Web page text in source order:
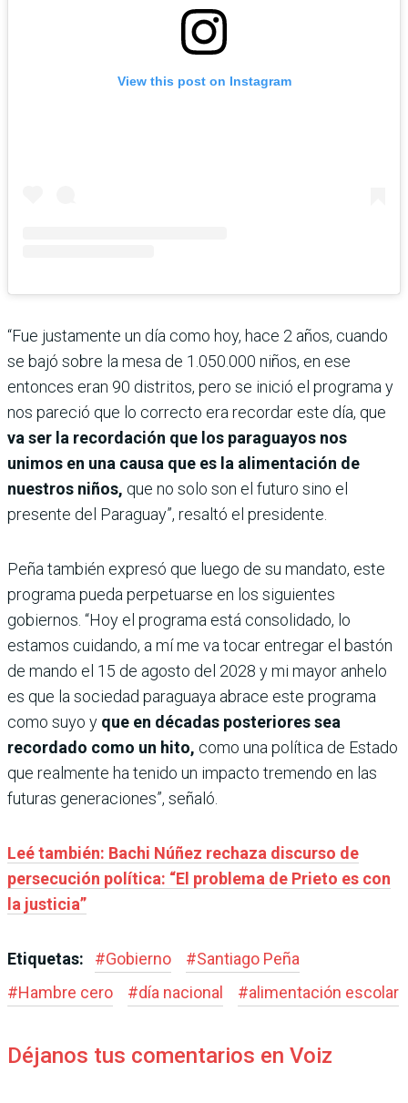
View this post on Instagram
“Fue justamente un día como hoy, hace 2 años, cuando
se bajó sobre la mesa de 1.050.000 niños, en ese
entonces eran 90 distritos, pero se inició el programa y
nos pareció que lo correcto era recordar este día, que
va ser la recordación que los paraguayos nos
unimos en una causa que es la alimentación de
nuestros niños, que no solo son el futuro sino el
presente del Paraguay”, resaltó el presidente.
Peña también expresó que luego de su mandato, este
programa pueda perpetuarse en los siguientes
gobiernos. “Hoy el programa está consolidado, lo
estamos cuidando, a mí me va tocar entregar el bastón
de mando el 15 de agosto del 2028 y mi mayor anhelo
es que la sociedad paraguaya abrace este programa
como suyo y que en décadas posteriores sea
recordado como un hito, como una política de Estado
que realmente ha tenido un impacto tremendo en las
futuras generaciones”, señaló.
Leé también: Bachi Núñez rechaza discurso de
persecución política: “El problema de Prieto es con
la justicia”
Etiquetas: #Gobierno #Santiago Peña
#Hambre cero #día nacional #alimentación escolar
Déjanos tus comentarios en Voiz